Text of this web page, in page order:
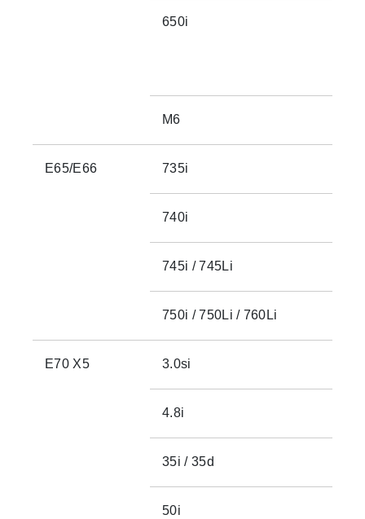
650i
M6
E65/E66 735i
740i
745i / 745Li
750i / 750Li / 760Li
E70 X5 3.0si
4.8i
35i / 35d
50i